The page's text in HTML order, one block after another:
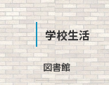
学校生活
図書館